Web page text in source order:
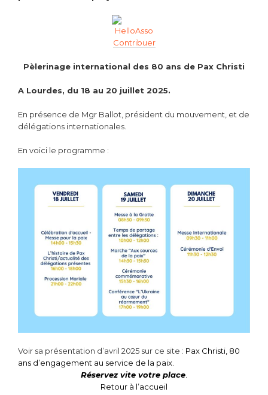
Contribuer
Pèlerinage international des 80 ans de Pax Christi
A Lourdes, du 18 au 20 juillet 2025.
En présence de Mgr Ballot, président du mouvement, et de
délégations internationales.
En voici le programme :
Voir sa présentation d’avril 2025 sur ce site : Pax Christi, 80
ans d’engagement au service de la paix.
Réservez vite votre place
Retour à l’accueil